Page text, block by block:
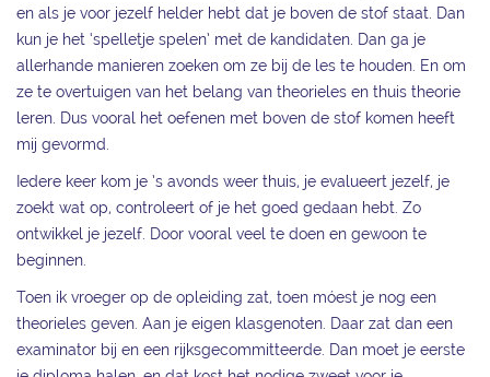
en als je voor jezelf helder hebt dat je boven de stof staat. Dan
kun je het ‘spelletje spelen’ met de kandidaten. Dan ga je
allerhande manieren zoeken om ze bij de les te houden. En om
ze te overtuigen van het belang van theorieles en thuis theorie
leren. Dus vooral het oefenen met boven de stof komen heeft
mij gevormd.
Iedere keer kom je ’s avonds weer thuis, je evalueert jezelf, je
zoekt wat op, controleert of je het goed gedaan hebt. Zo
ontwikkel je jezelf. Door vooral veel te doen en gewoon te
beginnen.
Toen ik vroeger op de opleiding zat, toen móest je nog een
theorieles geven. Aan je eigen klasgenoten. Daar zat dan een
examinator bij en een rijksgecommitteerde. Dan moet je eerste